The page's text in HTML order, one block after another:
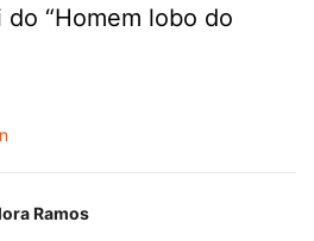
“Homem lobo do
Ramos